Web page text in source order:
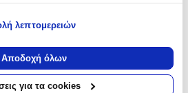
σχετικά με τη γεωγραφική
μπορεί να είναι ακριβείς σε
λεπτομερειών
Αποδοχή όλων
για τα cookies